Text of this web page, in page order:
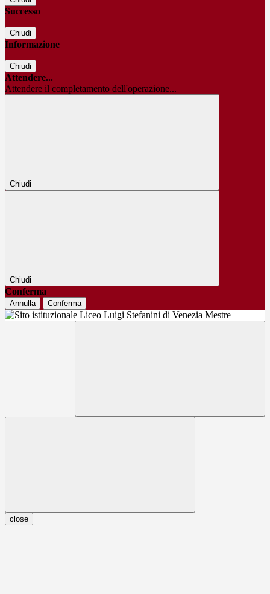
Successo
Chiudi
Informazione
Chiudi
Attendere...
Attendere il completamento dell'operazione...
Chiudi
Chiudi
Conferma
Annulla Conferma
close